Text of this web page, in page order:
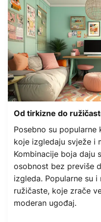
Od tirkizne do
Posebno su popularne
koje izgledaju svježe i
Kombinacije boja daju
osobnost bez previše
izgleda. Popularne su
ružičaste, koje zrače
moderan ugođaj.